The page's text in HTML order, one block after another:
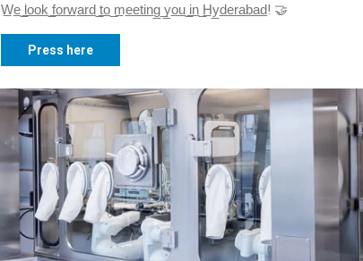
W̲e̲ ̲l̲o̲o̲k̲ ̲f̲o̲r̲w̲a̲r̲d̲ ̲t̲o̲ ̲m̲e̲e̲t̲i̲n̲g̲ ̲y̲o̲u̲ ̲i̲n̲ ̲H̲y̲d̲e̲r̲a̲b̲a̲d̲! 🤝
Press here